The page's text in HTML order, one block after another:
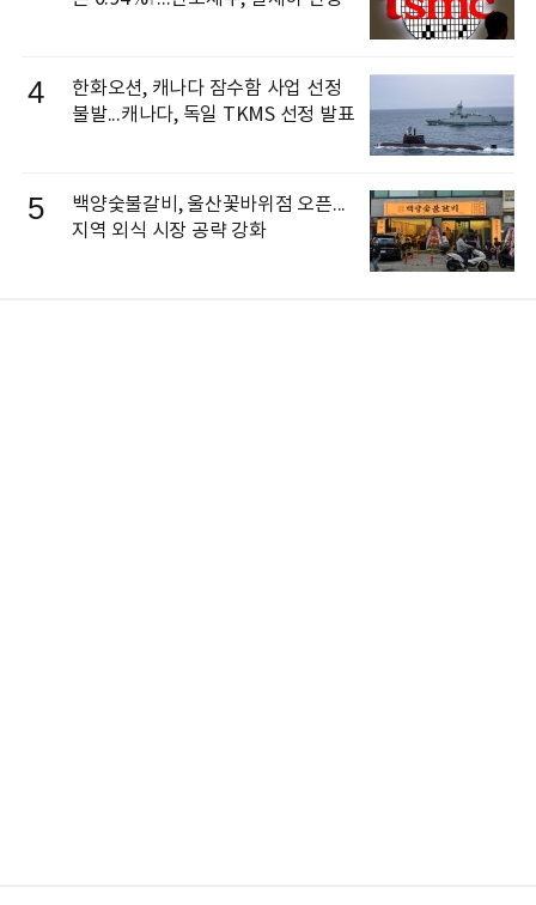
4
한화오션, 캐나다 잠수함 사업 선정
불발...캐나다, 독일 TKMS 선정 발표
5
백양숯불갈비, 울산꽃바위점 오픈...
지역 외식 시장 공략 강화